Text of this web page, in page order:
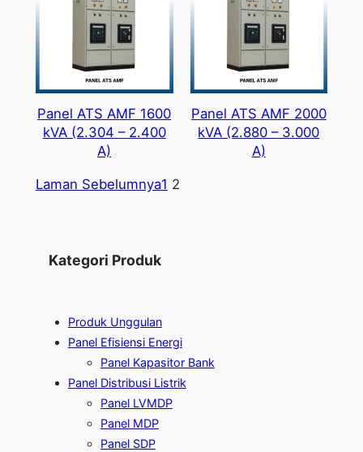
Panel ATS AMF 1600
kVA (2.304 – 2.400
A)
Panel ATS AMF 2000
kVA (2.880 – 3.000
A)
Laman Sebelumnya1 2
Kategori Produk
Produk Unggulan
Panel Efisiensi Energi
Panel Kapasitor Bank
Panel Distribusi Listrik
Panel LVMDP
Panel MDP
Panel SDP